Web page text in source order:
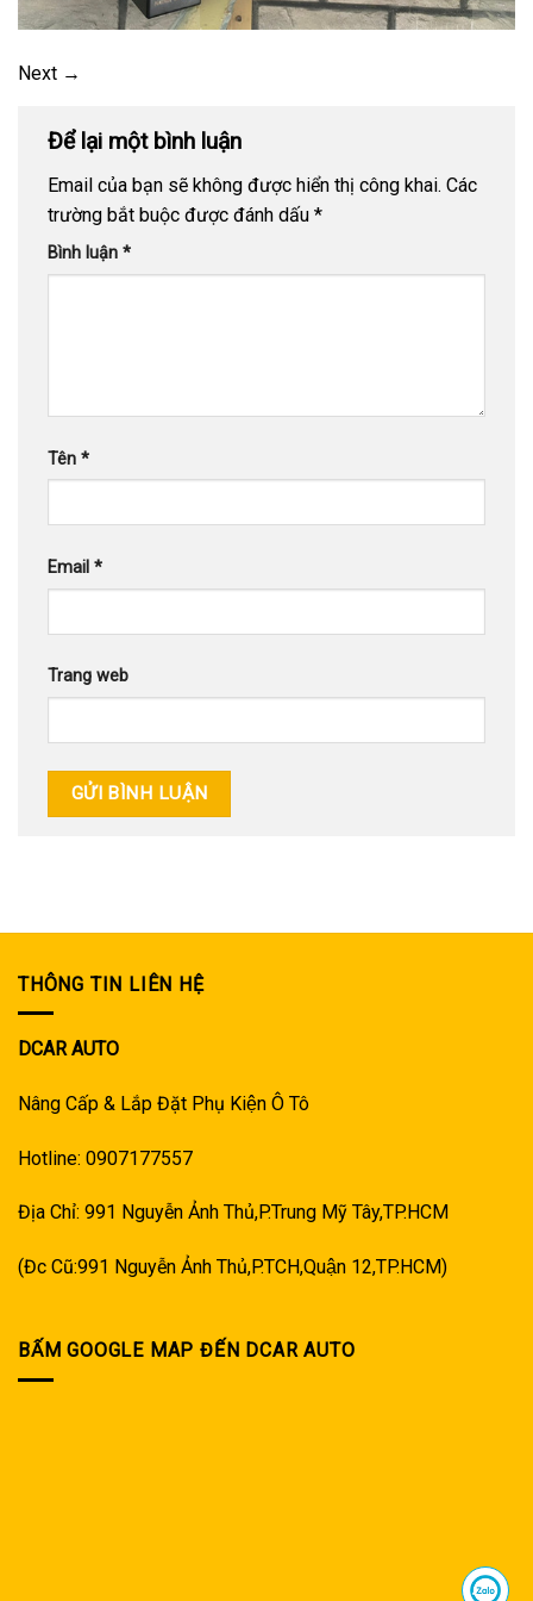
Next →
Để lại một bình luận
Email của bạn sẽ không được hiển thị công khai. Các
trường bắt buộc được đánh dấu *
Bình luận *
Tên *
Email *
Trang web
THÔNG TIN LIÊN HỆ
DCAR AUTO
Nâng Cấp & Lắp Đặt Phụ Kiện Ô Tô
Hotline: 0907177557
Địa Chỉ: 991 Nguyễn Ảnh Thủ,P.Trung Mỹ Tây,TP.HCM
(Đc Cũ:991 Nguyễn Ảnh Thủ,P.TCH,Quận 12,TP.HCM)
BẤM GOOGLE MAP ĐẾN DCAR AUTO